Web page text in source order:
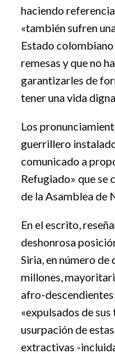
haciendo
«también sufren
Estado colombiano
remesas y que no
garantizarles de
tener una vida
Los
guerrillero
comunicado a
Refugiado» que se
de la Asamblea de
En el escrito,
deshonrosa
Siria, en número
millones,
afro-
«expulsados de
usurpación de
extractivas -